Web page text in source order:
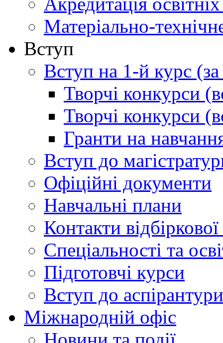
Матеріально-
Вступ
Вступ на 1-й курс
Творчі конкурси
Творчі конкурси
Гранти на
Вступ до
Офіційні документи
Навчальні плани
Контакти
Спеціальності та
Підготовчі курси
Вступ до аспірантури
Міжнародній офіс